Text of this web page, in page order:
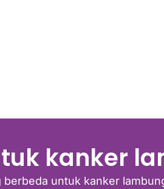
kanker
untuk kanker